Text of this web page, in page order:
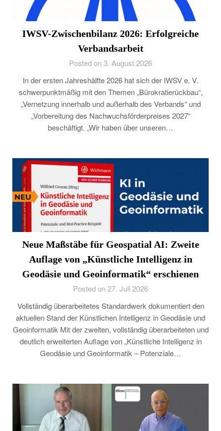
IWSV-Zwischenbilanz 2026: Erfolgreiche
Verbandsarbeit
Posted on 3. August 2026
In der ersten Jahreshälfte 2026 hat sich der IWSV e. V.
schwerpunktmäßig mit den Themen „Bürokratierückbau“,
„Vernetzung innerhalb und außerhalb des Verbands“ und
„Vorbereitung des Nachwuchsförderpreises 2027“
beschäftigt. „Wir haben über unseren…
Neue Maßstäbe für Geospatial AI: Zweite
Auflage von „Künstliche Intelligenz in
Geodäsie und Geoinformatik“ erschienen
Posted on 27. Juli 2026
Vollständig überarbeitetes Standardwerk dokumentiert den
aktuellen Stand der Künstlichen Intelligenz in Geodäsie und
Geoinformatik Mit der zweiten, vollständig überarbeiteten und
deutlich erweiterten Auflage von „Künstliche Intelligenz in
Geodäsie und Geoinformatik – Potenziale…